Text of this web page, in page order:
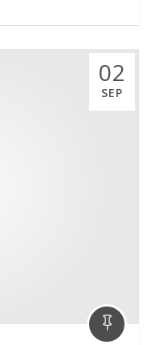
02
SEP